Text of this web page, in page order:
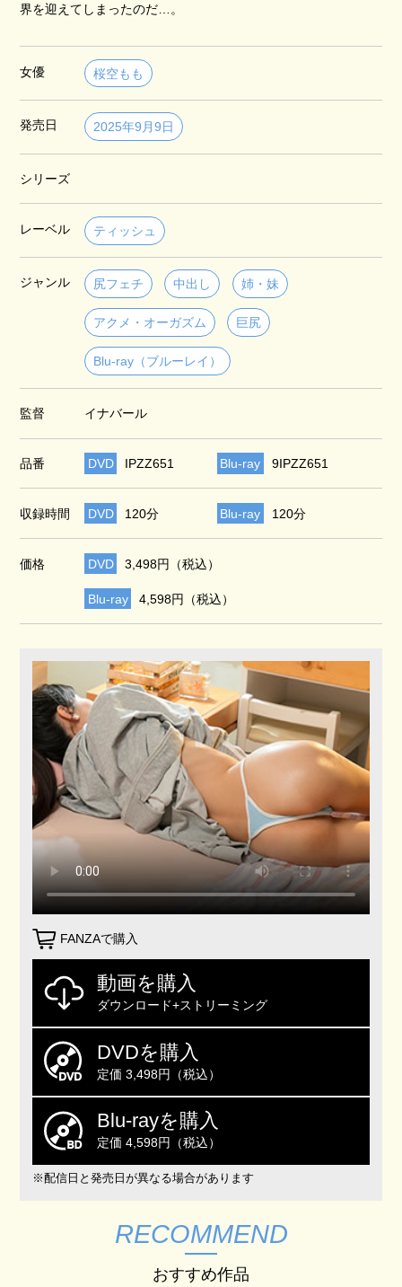
界を迎えてしまったのだ…。
女優 桜空もも
発売日 2025年9月9日
シリーズ
レーベル ティッシュ
ジャンル 尻フェチ 中出し 姉・妹
アクメ・オーガズム 巨尻
Blu-ray（ブルーレイ）
監督 イナバール
品番 DVD IPZZ651 Blu-ray 9IPZZ651
収録時間 DVD 120分 Blu-ray 120分
価格 DVD 3,498円（税込）
Blu-ray 4,598円（税込）
FANZAで購入
動画を購入
ダウンロード+ストリーミング
DVDを購入
定価 3,498円（税込）
Blu-rayを購入
定価 4,598円（税込）
※配信日と発売日が異なる場合があります
RECOMMEND
おすすめ作品